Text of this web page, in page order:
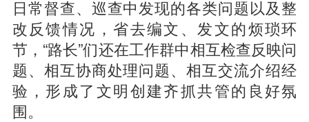
日常督查、巡查中发现的各类问题以及整
改反馈情况，省去编文、发文的烦琐环
节，“路长”们还在工作群中相互检查反映问
题、相互协商处理问题、相互交流介绍经
验，形成了文明创建齐抓共管的良好氛
围。